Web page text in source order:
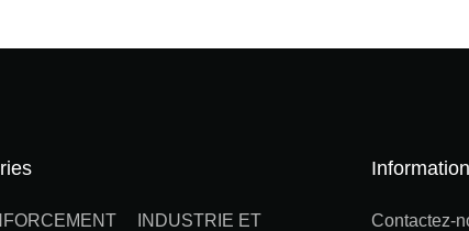
INDUSTRIE ET
Contactez-